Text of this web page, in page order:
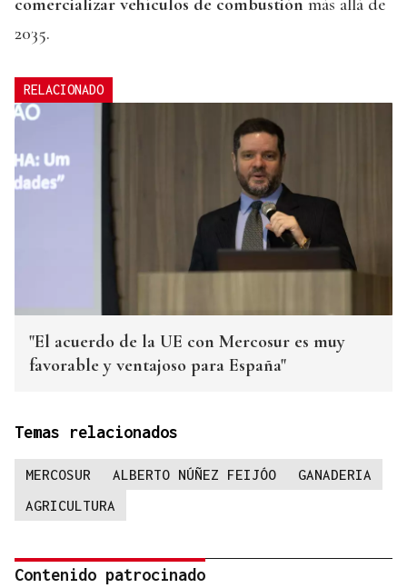
comercializar vehículos de combustión más allá de
2035.
RELACIONADO
"El acuerdo de la UE con Mercosur es muy
favorable y ventajoso para España"
Temas relacionados
MERCOSUR ALBERTO NÚÑEZ FEIJÓO
GANADERIA
AGRICULTURA
Contenido patrocinado